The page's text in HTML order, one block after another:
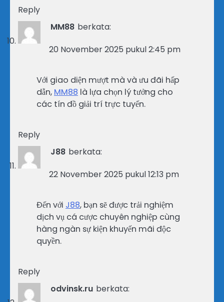
Reply
MM88 berkata:
20 November 2025 pukul 2:45 pm
Với giao diện mượt mà và ưu đãi hấp
dẫn, MM88 là lựa chọn lý tưởng cho
các tín đồ giải trí trực tuyến.
Reply
J88 berkata:
22 November 2025 pukul 12:13 pm
Đến với J88, bạn sẽ được trải nghiệm
dịch vụ cá cược chuyên nghiệp cùng
hàng ngàn sự kiện khuyến mãi độc
quyền.
Reply
odvinsk.ru berkata: